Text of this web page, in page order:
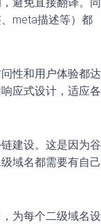
避免直接翻译。同
meta描述等）都
性和用户体验都达
应式设计，适应各
建设。这是因为谷
域名都需要有自己
为每个二级域名设